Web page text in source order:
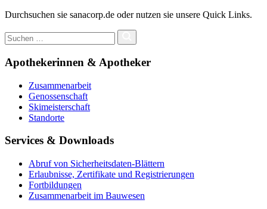
Durchsuchen sie sanacorp.de oder nutzen sie unsere Quick Links.
Apothekerinnen & Apotheker
Zusammenarbeit
Genossenschaft
Skimeisterschaft
Standorte
Services & Downloads
Abruf von Sicherheitsdaten-Blättern
Erlaubnisse, Zertifikate und Registrierungen
Fortbildungen
Zusammenarbeit im Bauwesen